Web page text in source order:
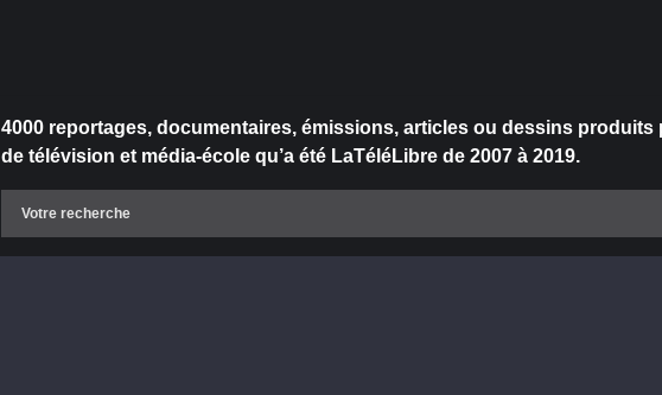
4000 reportages, documentaires, émissions, articles ou dessins
de télévision et média-école qu’a été LaTéléLibre de 2007 à 2019.